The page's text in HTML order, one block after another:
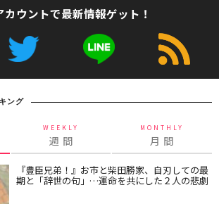
カウントで最新情報ゲット！
ング
WEEKLY
週 間
MONTHLY
月 間
『豊臣兄弟！』お市と柴田勝家、自刃しての最
期と「辞世の句」…運命を共にした２人の悲劇